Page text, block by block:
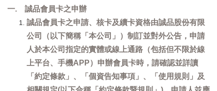
一. 誠品會員卡之申辦
誠品會員卡之申請、核卡及續卡資格由誠品股份有限
公司（以下簡稱「本公司」）制訂並對外公告，申請
人於本公司指定的實體或線上通路（包括但不限於線
上平台、手機APP）申辦會員卡時，請確認並詳讀
「約定條款」、「個資告知事項」、「使用規則」及